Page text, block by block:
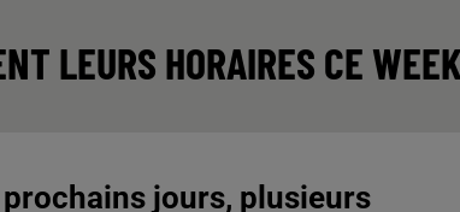
LEURS HORAIRES CE
jours, plusieurs